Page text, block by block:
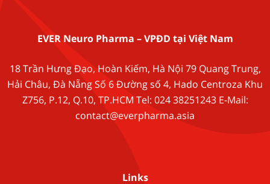
EVER Neuro Pharma – VPĐD tại Việt Nam
18 Trần Hưng Đạo, Hoàn Kiếm, Hà Nội 79 Quang Trung,
Hải Châu, Đà Nẵng Số 6 Đường số 4, Hado Centroza Khu
Z756, P.12, Q.10, TP.HCM Tel: 024 38251243 E-Mail:
contact@everpharma.asia
Links